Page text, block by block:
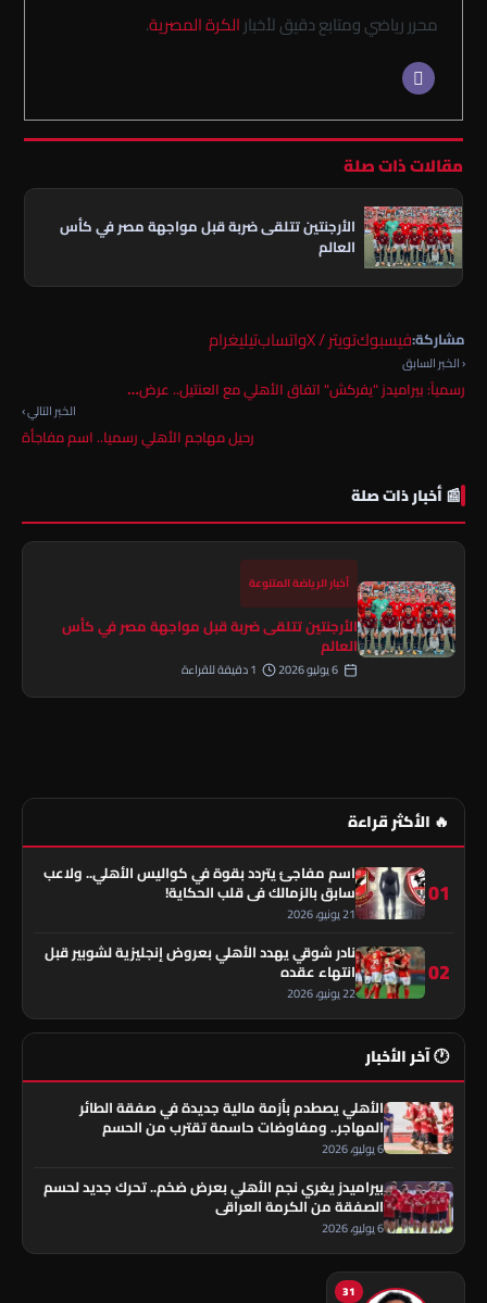
محرر رياضي ومتابع دقيق لأخبارالكرة المصرية.
مقالات ذات صلة
الأرجنتين تتلقى ضربة قبل مواجهة مصر في كأس
العالم
مشاركة:فيسبوكتويتر / X واتسابتيليغرام
‹ الخبر السابق
رسمياً: بيراميدز "يفركش" اتفاق الأهلي مع العنتيل.. عرض…
الخبر التالي ›
رحيل مهاجم الأهلي رسميا.. اسم مفاجأة
📰 أخبار ذات صلة
أخبار الرياضة المتنوعة
الأرجنتين تتلقى ضربة قبل مواجهة مصر في كأس
العالم
🔥 الأكثر قراءة
01
اسم مفاجئ يتردد بقوة في كواليس الأهلي.. ولاعب
سابق بالزمالك في قلب الحكاية!
21 يونيو، 2026
02
نادر شوقي يهدد الأهلي بعروض إنجليزية لشوبير قبل
انتهاء عقده
22 يونيو، 2026
🕐 آخر الأخبار
الأهلي يصطدم بأزمة مالية جديدة في صفقة الطائر
المهاجر.. ومفاوضات حاسمة تقترب من الحسم
6 يوليو، 2026
بيراميدز يغري نجم الأهلي بعرض ضخم.. تحرك جديد لحسم
الصفقة من الكرمة العراقي
6 يوليو، 2026
31